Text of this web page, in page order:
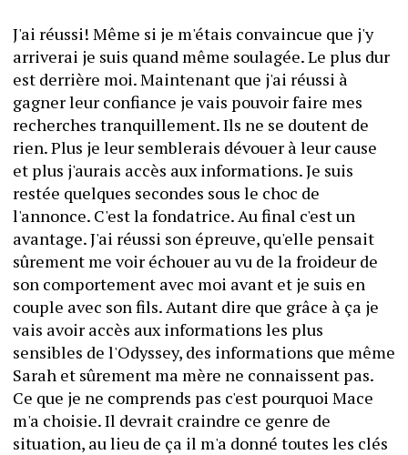
J'ai réussi! Même si je m'étais convaincue que j'y
arriverai je suis quand même soulagée. Le plus dur
est derrière moi. Maintenant que j'ai réussi à
gagner leur confiance je vais pouvoir faire mes
recherches tranquillement. Ils ne se doutent de
rien. Plus je leur semblerais dévouer à leur cause
et plus j'aurais accès aux informations. Je suis
restée quelques secondes sous le choc de
l'annonce. C'est la fondatrice. Au final c'est un
avantage. J'ai réussi son épreuve, qu'elle pensait
sûrement me voir échouer au vu de la froideur de
son comportement avec moi avant et je suis en
couple avec son fils. Autant dire que grâce à ça je
vais avoir accès aux informations les plus
sensibles de l'Odyssey, des informations que même
Sarah et sûrement ma mère ne connaissent pas.
Ce que je ne comprends pas c'est pourquoi Mace
m'a choisie. Il devrait craindre ce genre de
situation, au lieu de ça il m'a donné toutes les clés